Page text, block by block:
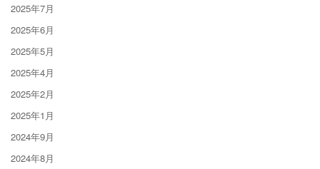
2025年7月
2025年6月
2025年5月
2025年4月
2025年2月
2025年1月
2024年9月
2024年8月